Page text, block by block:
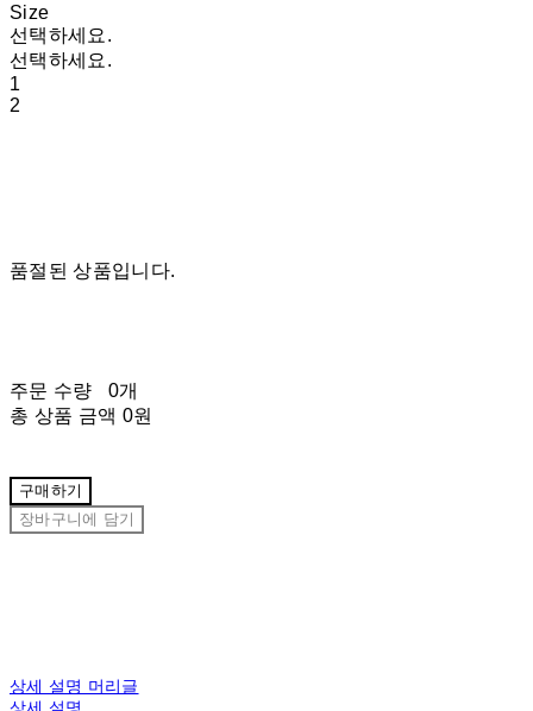
Size
선택하세요.
선택하세요.
1
2
품절된 상품입니다.
주문 수량
0개
총 상품 금액 0원
구매하기
장바구니에 담기
상세 설명 머리글
상세 설명